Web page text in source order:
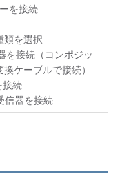
を接続
類を選択
を接続（コンポジッ
ケーブルで接続）
接続
信器を接続